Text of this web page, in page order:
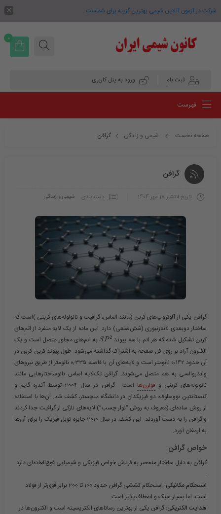
شرکت در آزمون آنلاین شیمی بهترین گزینه برای شماست .
ثبت نام ورود به پنل کاربری
0
فهرست
صفحه نخست شیمی و زندگی گرافن
گرافن
تاریخ انتشار 18 مهر 1404 دسته بندی شیمی و زندگی
گرافن یکی از آلوتروپ‌های کربن (مانند الماس، گرافیت و نانولوله‌های کربنی )است که
ساختار دوبعدی لانه‌زنبوری (شش‌ضلعی) دارد. این ماده از یک لایه منفرد از اتم‌های
کربن تشکیل شده که هر اتم با سه پیوند ​
SP 2
​ به اتم‌های مجاور متصل است و یک
الکترون آزاد بر روی کل صفحه به اشتراک گذاشته می‌شود. طول پیوند کربن-کربن در
آن حدود ۰٫۱۴۲ نانومتر است و لایه‌های آن با فاصله ۰٫۳۳۵ نانومتر از طریق نیروهای
واندروالسی به هم متصل می‌شوند. گرافن تک‌لایه اساس نانوساختارهایی مانند
نانولوله‌های کربنی وفولرن‌ها
است. گرافن در سال 2004 توسط آندره گایم و
کنستانتین نووسلوف، دو فیزیکدان در دانشگاه منچستر، کشف شد. آن‌ها با استفاده
از روش ساده‌ای (معروف به روش “نوار چسب”) لایه‌های نازکی از گرافیت جدا کردند
و گرافن را به دست آوردند. این کشف در سال 2010 جایزه نوبل فیزیک را برای آن‌ها
به ارمغان آورد.
خواص گرافن
گرافن به دلیل ساختار منحصر به فردش خواص فیزیکی و شیمیایی فوق‌العاده‌ای دارد
:
استحکام مکانیکی
: استحکام کششی گرافن حدود 100 تا 200 برابر قوی‌تر از فولاد
است، اما بسیار سبک و انعطاف‌پذیر است
هدایت الکتریکی: گرافن یکی از بهترین رساناهای الکتریسیته است و الکترون‌ها در